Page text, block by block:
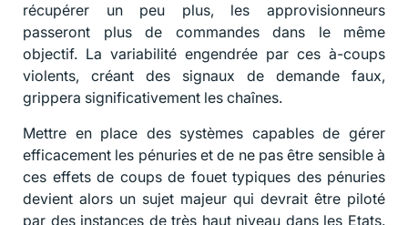
récupérer un peu plus, les approvisionneurs
passeront plus de commandes dans le même
objectif. La variabilité engendrée par ces à-coups
violents, créant des signaux de demande faux,
grippera significativement les chaînes.
Mettre en place des systèmes capables de gérer
efficacement les pénuries et de ne pas être sensible à
ces effets de coups de fouet typiques des pénuries
devient alors un sujet majeur qui devrait être piloté
par des instances de très haut niveau dans les Etats.